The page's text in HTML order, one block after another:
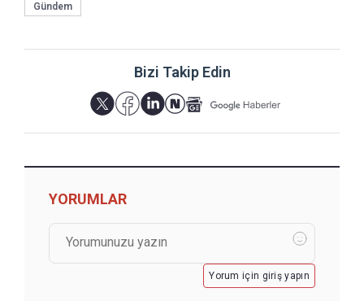
Gündem
Bizi Takip Edin
YORUMLAR
Yorum için giriş yapın